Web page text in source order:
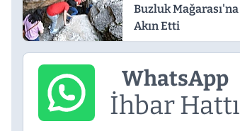
Buzluk Mağarası'na
Akın Etti
WhatsApp
İhbar Hattı